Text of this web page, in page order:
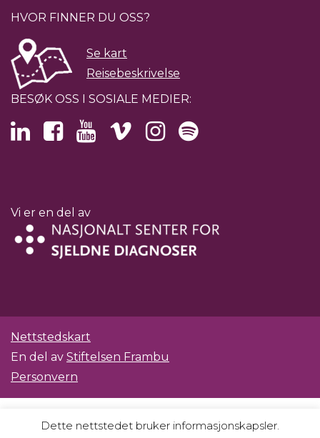
HVOR FINNER DU OSS?
Se kart
Reisebeskrivelse
BESØK OSS I SOSIALE MEDIER:
Vi er en del av
Nettstedskart
En del av Stiftelsen Frambu
Personvern
Dette nettstedet bruker informasjonskapsler.